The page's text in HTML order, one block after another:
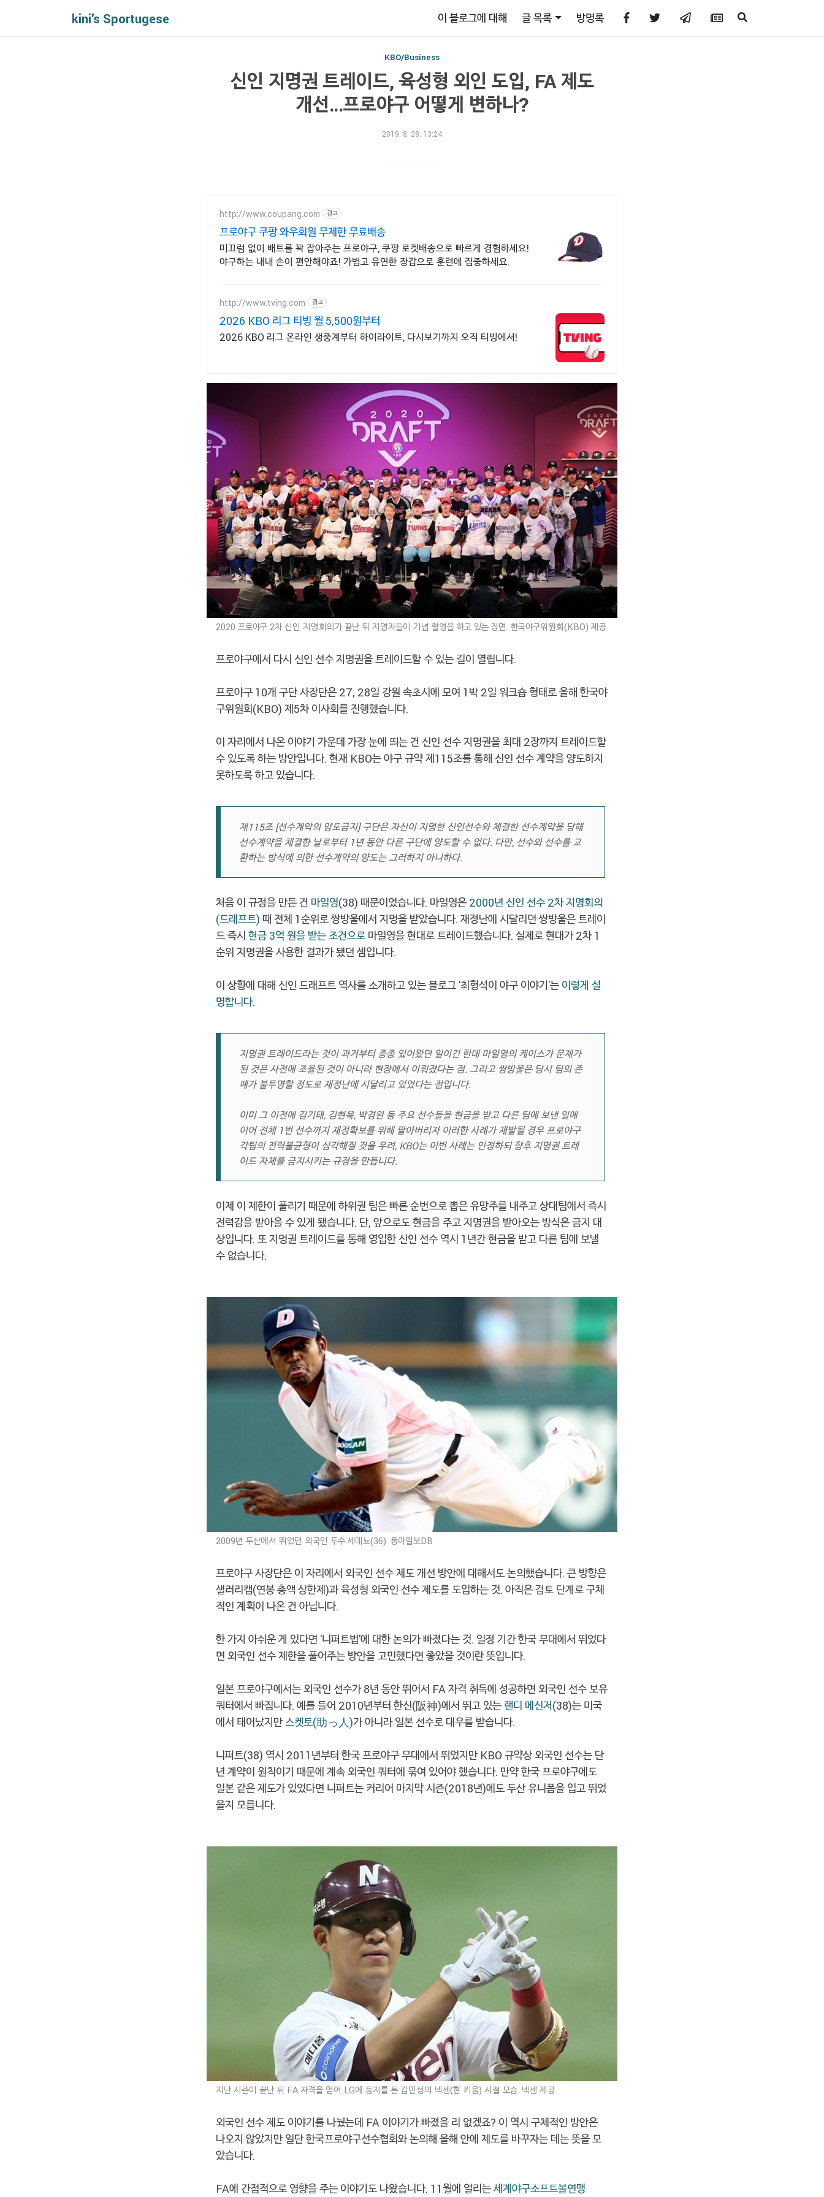
kini's Sportugese 이 블로그에 대해 글 목록 방명록
KBO/Business
신인 지명권 트레이드, 육성형 외인 도입, FA 제도
개선…프로야구 어떻게 변하나?
2019. 8. 28. 13:24
http://www.coupang.com 광고
프로야구 쿠팡 와우회원 무제한 무료배송
미끄럼 없이 배트를 꽉 잡아주는 프로야구, 쿠팡 로켓배송으로 빠르게 경험하세요!
야구하는 내내 손이 편안해야죠! 가볍고 유연한 장갑으로 훈련에 집중하세요.
http://www.tving.com 광고
2026 KBO 리그 티빙 월 5,500원부터
2026 KBO 리그 온라인 생중계부터 하이라이트, 다시보기까지 오직 티빙에서!
2020 프로야구 2차 신인 지명회의가 끝난 뒤 지명자들이 기념 촬영을 하고 있는 장면. 한국야구위원회(KBO) 제공
프로야구에서 다시 신인 선수 지명권을 트레이드할 수 있는 길이 열립니다.
프로야구 10개 구단 사장단은 27, 28일 강원 속초시에 모여 1박 2일 워크숍 형태로 올해 한국야
구위원회(KBO) 제5차 이사회를 진행했습니다.
이 자리에서 나온 이야기 가운데 가장 눈에 띄는 건 신인 선수 지명권을 최대 2장까지 트레이드할
수 있도록 하는 방안입니다. 현재 KBO는 야구 규약 제115조를 통해 신인 선수 계약을 양도하지
못하도록 하고 있습니다.
제115조 [선수계약의 양도금지] 구단은 자신이 지명한 신인선수와 체결한 선수계약을 당해
선수계약을 체결한 날로부터 1년 동안 다른 구단에 양도할 수 없다. 다만, 선수와 선수를 교
환하는 방식에 의한 선수계약의 양도는 그러하지 아니하다.
처음 이 규정을 만든 건 마일영(38) 때문이었습니다. 마일영은 2000년 신인 선수 2차 지명회의
(드래프트) 때 전체 1순위로 쌍방울에서 지명을 받았습니다. 재정난에 시달리던 쌍방울은 트레이
드 즉시 현금 3억 원을 받는 조건으로 마일영을 현대로 트레이드했습니다. 실제로 현대가 2차 1
순위 지명권을 사용한 결과가 됐던 셈입니다.
이 상황에 대해 신인 드래프트 역사를 소개하고 있는 블로그 '최형석이 야구 이야기'는 이렇게 설
명합니다.
지명권 트레이드라는 것이 과거부터 종종 있어왔던 일이긴 한데 마일영의 케이스가 문제가
된 것은 사전에 조율된 것이 아니라 현장에서 이뤄졌다는 점. 그리고 쌍방울은 당시 팀의 존
폐가 불투명할 정도로 재정난에 시달리고 있었다는 점입니다.
이미 그 이전에 김기태, 김현욱, 박경완 등 주요 선수들을 현금을 받고 다른 팀에 보낸 일에
이어 전체 1번 선수까지 재정확보를 위해 팔아버리자 이러한 사례가 재발될 경우 프로야구
각팀의 전력불균형이 심각해질 것을 우려, KBO는 이번 사례는 인정하되 향후 지명권 트레
이드 자체를 금지시키는 규정을 만듭니다.
이제 이 제한이 풀리기 때문에 하위권 팀은 빠른 순번으로 뽑은 유망주를 내주고 상대팀에서 즉시
전력감을 받아올 수 있게 됐습니다. 단, 앞으로도 현금을 주고 지명권을 받아오는 방식은 금지 대
상입니다. 또 지명권 트레이드를 통해 영입한 신인 선수 역시 1년간 현금을 받고 다른 팀에 보낼
수 없습니다.
2009년 두산에서 뛰었던 외국인 투수 세데뇨(36). 동아일보DB
프로야구 사장단은 이 자리에서 외국인 선수 제도 개선 방안에 대해서도 논의했습니다. 큰 방향은
샐러리캡(연봉 총액 상한제)과 육성형 외국인 선수 제도를 도입하는 것. 아직은 검토 단계로 구체
적인 계획이 나온 건 아닙니다.
한 가지 아쉬운 게 있다면 '니퍼트법'에 대한 논의가 빠졌다는 것. 일정 기간 한국 무대에서 뛰었다
면 외국인 선수 제한을 풀어주는 방안을 고민했다면 좋았을 것이란 뜻입니다.
일본 프로야구에서는 외국인 선수가 8년 동안 뛰어서 FA 자격 취득에 성공하면 외국인 선수 보유
쿼터에서 빠집니다. 예를 들어 2010년부터 한신(阪神)에서 뛰고 있는 랜디 메신저(38)는 미국
에서 태어났지만스켓토(助っ人)가 아니라 일본 선수로 대우를 받습니다.
니퍼트(38) 역시 2011년부터 한국 프로야구 무대에서 뛰었지만 KBO 규약상 외국인 선수는 단
년 계약이 원칙이기 때문에 계속 외국인 쿼터에 묶여 있어야 했습니다. 만약 한국 프로야구에도
일본 같은 제도가 있었다면 니퍼트는 커리어 마지막 시즌(2018년)에도 두산 유니폼을 입고 뛰었
을지 모릅니다.
지난 시즌이 끝난 뒤 FA 자격을 얻어 LG에 둥지를 튼 김민성의 넥센(현 키움) 시절 모습. 넥센 제공
외국인 선수 제도 이야기를 나눴는데 FA 이야기가 빠졌을 리 없겠죠? 이 역시 구체적인 방안은
나오지 않았지만 일단 한국프로야구선수협회와 논의해 올해 안에 제도를 바꾸자는 데는 뜻을 모
았습니다.
FA에 간접적으로 영향을 주는 이야기도 나왔습니다. 11월에 열리는세계야구소프트볼연맹